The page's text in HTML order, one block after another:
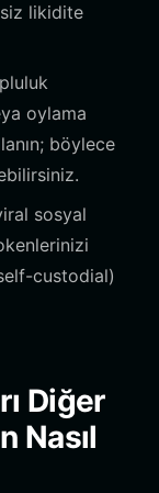
likidite
oylama
böylece
sosyal
custodial)
Diğer
Nasıl